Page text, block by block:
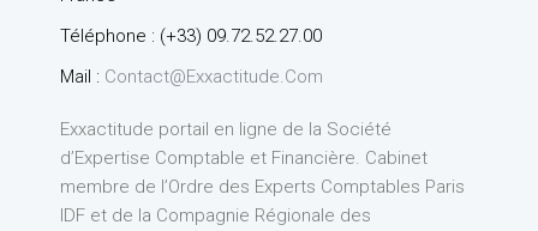
Téléphone : (+33) 09.72.52.27.00
Mail : Contact@exxactitude.com
Exxactitude portail en ligne de la Société
d’Expertise Comptable et Financière. Cabinet
membre de l’Ordre des Experts Comptables Paris
IDF et de la Compagnie Régionale des